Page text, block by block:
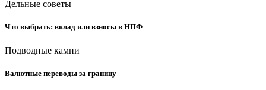
Дельные советы
Что выбрать: вклад или взносы в НПФ
Подводные камни
Валютные переводы за границу